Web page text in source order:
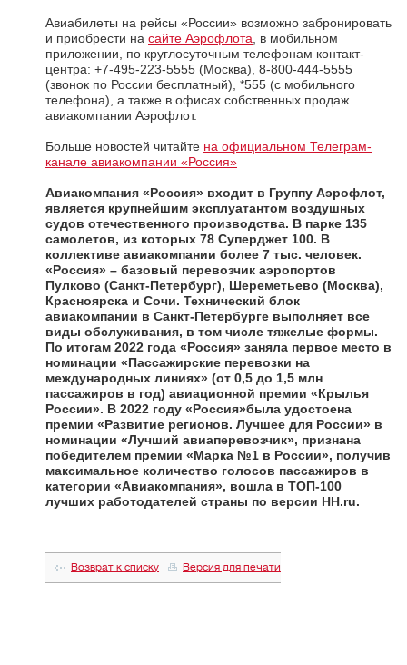
Авиабилеты на рейсы «России» возможно забронировать
и приобрести на сайте Аэрофлота , в мобильном
приложении, по круглосуточным телефонам контакт-
центра: +7-495-223-5555 (Москва), 8-800-444-5555
(звонок по России бесплатный), *555 (с мобильного
телефона), а также в офисах собственных продаж
авиакомпании Аэрофлот.
Больше новостей читайте на официальном Телеграм-
канале авиакомпании «Россия»
Авиакомпания «Россия» входит в Группу Аэрофлот,
является крупнейшим эксплуатантом воздушных
судов отечественного производства. В парке 135
самолетов, из которых 78 Суперджет 100. В
коллективе авиакомпании более 7 тыс. человек.
«Россия» – базовый перевозчик аэропортов
Пулково (Санкт-Петербург), Шереметьево (Москва),
Красноярска и Сочи. Технический блок
авиакомпании в Санкт-Петербурге выполняет все
виды обслуживания, в том числе тяжелые формы.
По итогам 2022 года «Россия» заняла первое место в
номинации «Пассажирские перевозки на
международных линиях» (от 0,5 до 1,5 млн
пассажиров в год) авиационной премии «Крылья
России». В 2022 году «Россия»была удостоена
премии «Развитие регионов. Лучшее для России» в
номинации «Лучший авиаперевозчик», признана
победителем премии «Марка №1 в России», получив
максимальное количество голосов пассажиров в
категории «Авиакомпания», вошла в ТОП-100
лучших работодателей страны по версии HH.ru.
Возврат к списку Версия для печати